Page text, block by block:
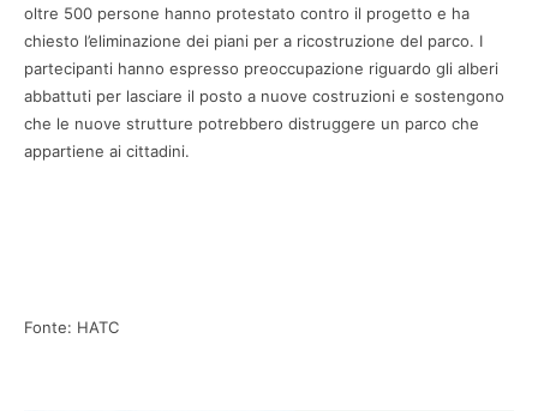
oltre 500 persone hanno protestato contro il progetto e ha
chiesto l’eliminazione dei piani per a ricostruzione del parco. I
partecipanti hanno espresso preoccupazione riguardo gli alberi
abbattuti per lasciare il posto a nuove costruzioni e sostengono
che le nuove strutture potrebbero distruggere un parco che
appartiene ai cittadini.
Fonte: HATC